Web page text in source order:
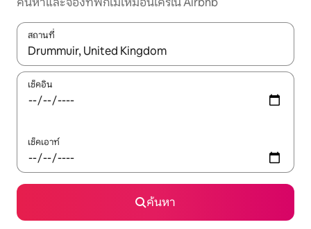
สถานที่
ใช้ลูกศรขึ้นลง หรือใช้การสัมผัสหรือปัด เพื่อสำรวจผลการค้นหา
เช็คอิน
เช็คเอาท์
ค้นหา